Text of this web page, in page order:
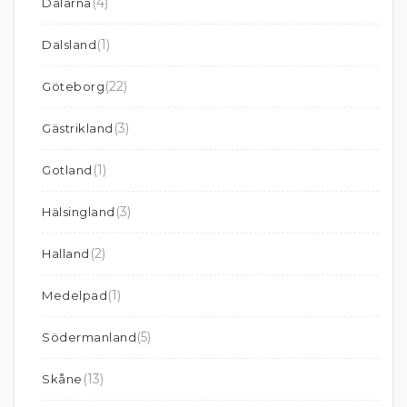
Dalsland(1)
Göteborg(22)
Gästrikland (3)
Gotland (1)
Hälsingland (3)
Halland (2)
Medelpad(1)
Södermanland(5)
Skåne (13)